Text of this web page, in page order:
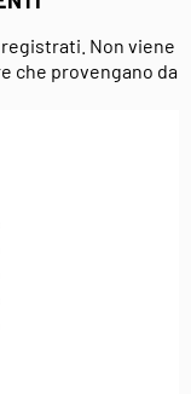
Non viene
che provengano da